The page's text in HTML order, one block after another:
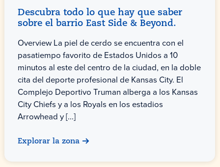
Descubra todo lo que hay que saber
sobre el barrio East Side & Beyond.
Overview La piel de cerdo se encuentra con el
pasatiempo favorito de Estados Unidos a 10
minutos al este del centro de la ciudad, en la doble
cita del deporte profesional de Kansas City. El
Complejo Deportivo Truman alberga a los Kansas
City Chiefs y a los Royals en los estadios
Arrowhead y [...]
Explorar la zona